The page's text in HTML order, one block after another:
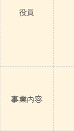
役員
事業内容